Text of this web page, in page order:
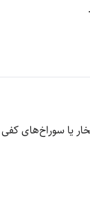
یا سوراخ‌های